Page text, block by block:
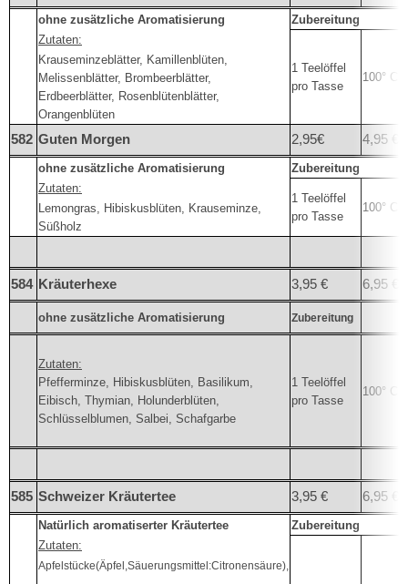
ohne zusätzliche Aromatisierung
Zubereitung
Zutaten:
1 Teelöffel
pro Tasse
100° C
Krauseminzeblätter, Kamillenblüten,
Melissenblätter, Brombeerblätter,
Erdbeerblätter, Rosenblütenblätter,
Orangenblüten
582 Guten Morgen 2,95€ 4,95 €
ohne zusätzliche Aromatisierung
Zubereitung
Zutaten:
1 Teelöffel
pro Tasse
100° C
Lemongras, Hibiskusblüten, Krauseminze,
Süßholz
584 Kräuterhexe 3,95 € 6,95 €
ohne zusätzliche Aromatisierung Zubereitung
Zutaten:
Pfefferminze, Hibiskusblüten, Basilikum,
Eibisch, Thymian, Holunderblüten,
Schlüsselblumen, Salbei, Schafgarbe
1 Teelöffel
pro Tasse
100° C
585 Schweizer Kräutertee 3,95 € 6,95 €
Natürlich aromatiserter Kräutertee
Zubereitung
Zutaten:
Apfelstücke(Äpfel,Säuerungsmittel:Citronensäure),